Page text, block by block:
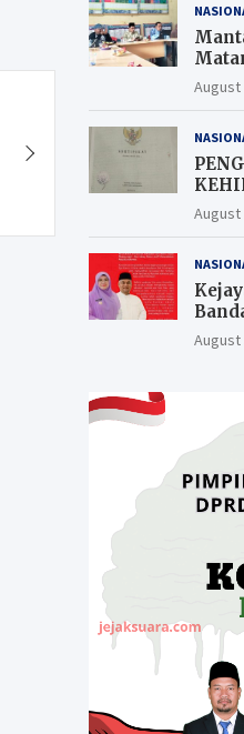
August
August
August